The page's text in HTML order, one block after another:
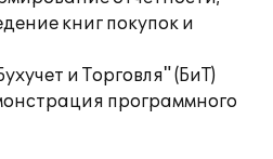
книг покупок и
и Торговля" (БиТ)
программного